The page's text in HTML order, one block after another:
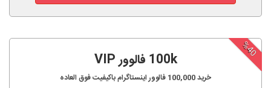
%40
100k فالوور VIP
خرید100,000 فالوور اینستاگرام باکیفیت فوق العاده